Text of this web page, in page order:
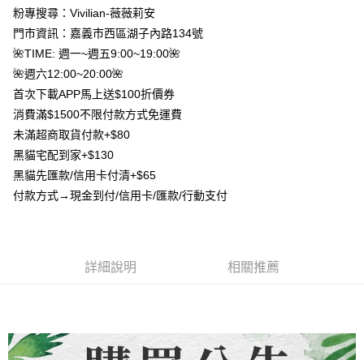
台新國際商業銀行
台灣樂天信用卡公司
Google Pay
大哥付你分期
相關說明
【大哥付你分期使用說明】
2.付款方式選擇「大哥付你分期」，訂單成立後會自動跳轉到大哥付的交易
流程，驗證手機門號後，選擇欲分期的期數、繳款截止日，確認付款後即完
成交易。
3.實際核准額度、可分期數及費用金額請依後續交易確認頁面所載為準。
4.訂單成立30分鐘內，如未前往確認交易或遇審核未通過，訂單將自動取
消。如遇「轉專審核」未通過狀況，表示未達大哥付你分期系統評分，恕無
2.透過簡訊連結打開帳單後，可選擇「超商條碼／台灣大直營門市／銀行轉
用戶於交易時，得透過本服務購買商品或服務，並由商店將買賣／分期付款
買賣價金債權讓與本公司後，依約使用本公司帳單繳交帳款。
AFTEE先享後付
相關說明
【關於「AFTEE先享後付」】
AFTEE先享後付是「在收到商品之後才付款」的支付方式。 讓您購物簡單
便利好安心！
１．簡單：不需註冊會員、不需綁卡、不需儲值。
２．便利：只要手機號碼，簡訊認證，即可結帳。
結帳頁面，進行簡訊認證並確認金額後，即可完成結帳。
購買商品的店家。未經商家同意取消之訂單仍視為有效，需透過AFTEE先享
ATM付款
貨到付款
每筆NT$80，滿NT$1,500(含以上)免運費
先付款宅配到府
粉專搜尋：Vivilian-薇薇莉安
門市資訊：嘉義市西區湖子內路134號
🌺TIME: 週一~週五9:00~19:00🌺
🌺週六12:00~20:00🌺
首次下載APP馬上送$100折價券
消費滿$1500不限付款方式免運費
未滿超商取貨付款+$80
黑貓宅配到家+$130
黑貓先匯款/信用卡付清+$65
付款方式→現金到付/信用卡/匯款/行動支付
詳細說明 相關推薦